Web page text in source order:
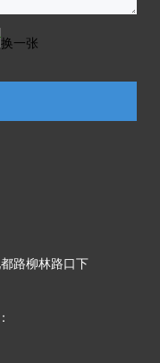
换一张
路柳林路口下